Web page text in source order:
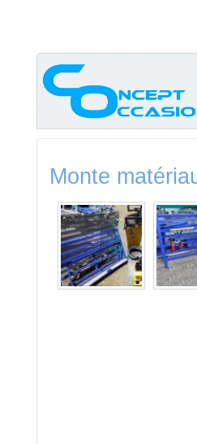
Monte